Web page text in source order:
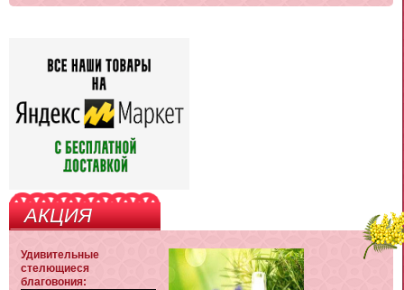
АКЦИЯ
Удивительные
стелющиеся
благовония: